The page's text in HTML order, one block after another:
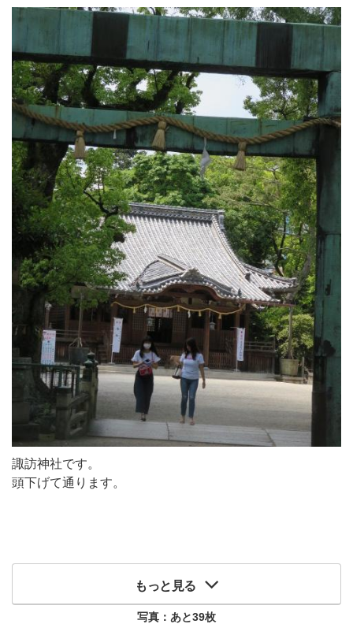
諏訪神社です。
頭下げて通ります。
もっと見る
写真：あと39枚